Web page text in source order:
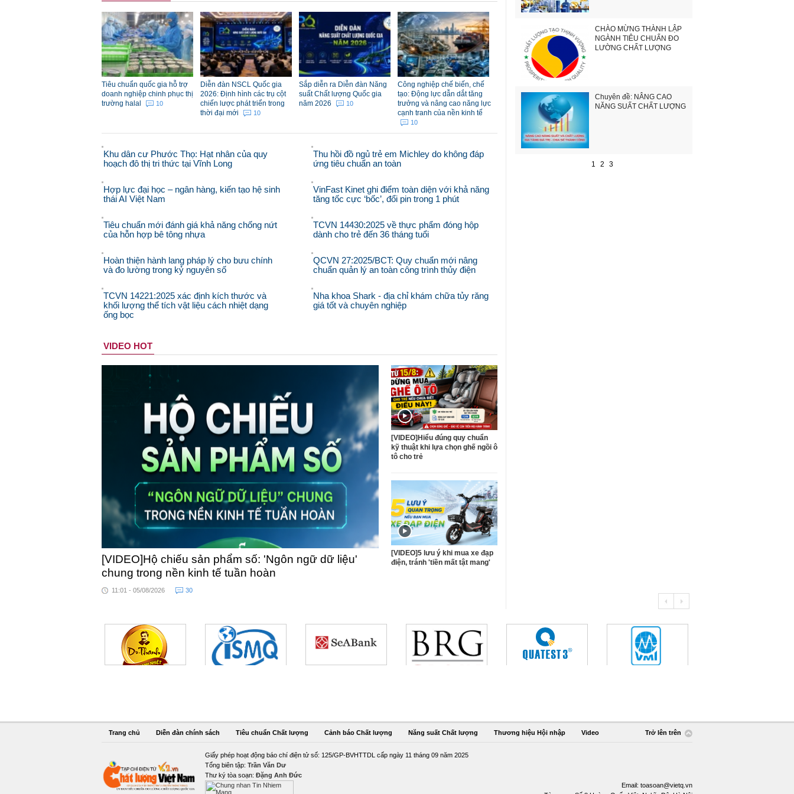
Tiêu chuẩn quốc gia hỗ trợ
doanh nghiệp chinh phục thị
trường halal
10
Diễn đàn NSCL Quốc gia
2026: Định hình các trụ cột
chiến lược phát triển trong
thời đại mới
10
Sắp diễn ra Diễn đàn Năng
suất Chất lượng Quốc gia
năm 2026
10
Công nghiệp chế biến, chế
tạo: Động lực dẫn dắt tăng
trưởng và nâng cao năng lực
cạnh tranh của nền kinh tế
10
Khu dân cư Phước Thọ: Hạt nhân của quy
hoạch đô thị tri thức tại Vĩnh Long
Hợp lực đại học – ngân hàng, kiến tạo hệ sinh
thái AI Việt Nam
Tiêu chuẩn mới đánh giá khả năng chống nứt
của hỗn hợp bê tông nhựa
Hoàn thiện hành lang pháp lý cho bưu chính
và đo lường trong kỷ nguyên số
TCVN 14221:2025 xác định kích thước và
khối lượng thể tích vật liệu cách nhiệt dạng
ống bọc
Thu hồi đồ ngủ trẻ em Michley do không đáp
ứng tiêu chuẩn an toàn
VinFast Kinet ghi điểm toàn diện với khả năng
tăng tốc cực ‘bốc’, đổi pin trong 1 phút
TCVN 14430:2025 về thực phẩm đóng hộp
dành cho trẻ đến 36 tháng tuổi
QCVN 27:2025/BCT: Quy chuẩn mới nâng
chuẩn quản lý an toàn công trình thủy điện
Nha khoa Shark - địa chỉ khám chữa tủy răng
giá tốt và chuyên nghiệp
VIDEO HOT
[VIDEO]Hộ chiếu sản phẩm số: 'Ngôn ngữ dữ liệu'
chung trong nền kinh tế tuần hoàn
11:01 - 05/08/2026 30
[VIDEO]Hiểu đúng quy chuẩn
kỹ thuật khi lựa chọn ghế ngồi ô
tô cho trẻ
[VIDEO]5 lưu ý khi mua xe đạp
điện, tránh 'tiền mất tật mang'
CHÀO MỪNG THÀNH LẬP
NGÀNH TIÊU CHUẨN ĐO
LƯỜNG CHẤT LƯỢNG
Chuyên đề: NÂNG CAO
NĂNG SUẤT CHẤT LƯỢNG
1 2 3
Trang chủ Diễn đàn chính sách Tiêu chuẩn Chất lượng Cảnh báo Chất lượng Năng suất Chất lượng Thương hiệu Hội nhập Video Trở lên trên
Giấy phép hoạt động báo chí điện tử số: 125/GP-BVHTTDL cấp ngày 11 tháng 09 năm 2025
Tổng biên tập: Trần Văn Dư
Thư ký tòa soạn: Đặng Anh Đức
Email: toasoan@vietq.vn